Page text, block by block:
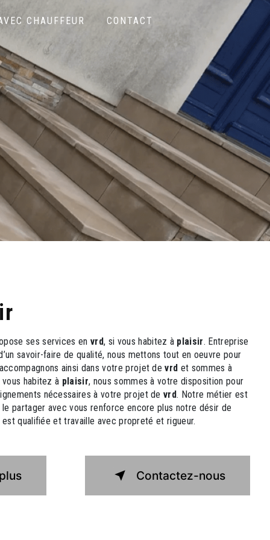
CHAUFFEUR CONTACT
ses services envrd, si vous habitez à plaisir. Entreprise
savoir-faire de qualité, nous mettons tout en oeuvre pour
ainsi dans votre projet devrd et sommes à
habitez à plaisir, nous sommes à votre disposition pour
nécessaires à votre projet devrd. Notre métier est
partager avec vous renforce encore plus notre désir de
qualifiée et travaille avec propreté et rigueur.
Contactez-nous